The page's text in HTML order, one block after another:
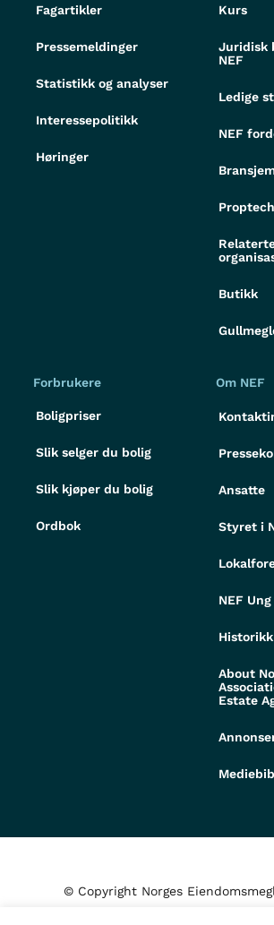
Fagartikler
Pressemeldinger
Statistikk og analyser
Interessepolitikk
Høringer
Kurs
Juridisk
NEF
Ledige
NEF
Proptech
Butikk
Forbrukere
Boligpriser
Slik selger du bolig
Slik kjøper du bolig
Ordbok
Om NEF
Ansatte
Styret i
NEF Ung
Historikk
About
Estate
© Copyright Norges